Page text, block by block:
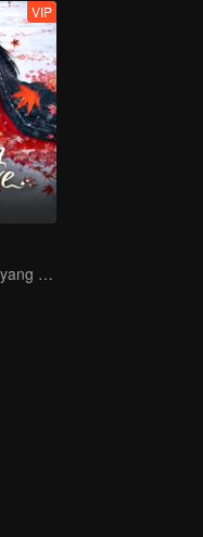
VIP
Jeneral Tegas yang Berjuang untuk Isteri dan Cinta!